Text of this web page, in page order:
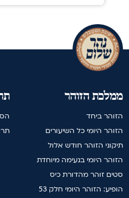
ממלכת הזוהר
הזוהר ביחד
הזוהר היומי כל השיעורים
תיקוני הזוהר חודש אלול
הזוהר היומי בנעימה מיוחדת
סטים זוהר מהדורת כיס
הופיע: הזוהר היומי חלק 53